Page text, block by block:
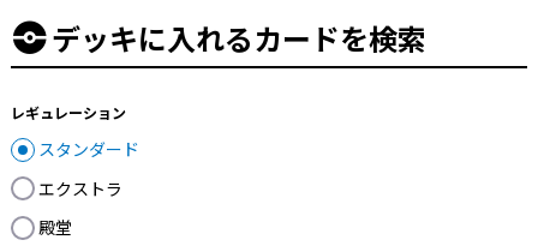
デッキに入れるカードを検索
レギュレーション
スタンダード
エクストラ
殿堂